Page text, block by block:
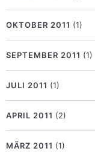
OKTOBER 2011 (1)
SEPTEMBER 2011 (1)
JULI 2011 (1)
APRIL 2011 (2)
MÄRZ 2011 (1)